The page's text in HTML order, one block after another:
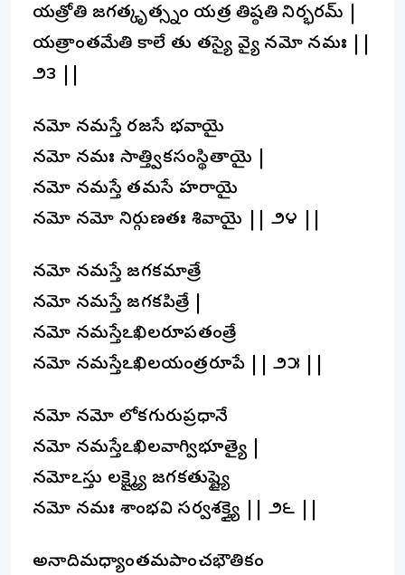
యత్రోదేతి జగత్కృత్స్నం యత్ర తిష్ఠతి నిర్భరమ్ |
యత్రాంతమేతి కాలే తు తస్యై దేవ్యై నమో నమః ||
౨౩ ||
నమో నమస్తే రజసే భవాయై
నమో నమః సాత్త్వికసంస్థితాయై |
నమో నమస్తే తమసే హరాయై
నమో నమో నిర్గుణతః శివాయై || ౨౪ ||
నమో నమస్తే జగదేకమాత్రే
నమో నమస్తే జగదేకపిత్రే |
నమో నమస్తేఽఖిలరూపతంత్రే
నమో నమస్తేఽఖిలయంత్రరూపే || ౨౫ ||
నమో నమో లోకగురుప్రధానే
నమో నమస్తేఽఖిలవాగ్విభూత్యై |
నమోఽస్తు లక్ష్మ్యై జగదేకతుష్ట్యై
నమో నమః శాంభవి సర్వశక్త్యై || ౨౬ ||
అనాదిమధ్యాంతమపాంచభౌతికం